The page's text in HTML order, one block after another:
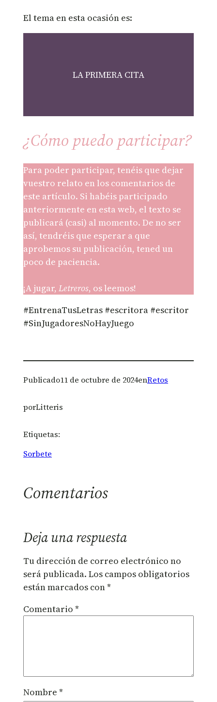
El tema en esta ocasión es:
LA PRIMERA CITA
¿Cómo puedo participar?
Para poder participar, tenéis que dejar
vuestro relato en los comentarios de
este artículo. Si habéis participado
anteriormente en esta web, el texto se
publicará (casi) al momento. De no ser
así, tendréis que esperar a que
aprobemos su publicación, tened un
poco de paciencia.
¡A jugar, Letreros, os leemos!
#EntrenaTusLetras #escritora #escritor
#SinJugadoresNoHayJuego
Publicado11 de octubre de 2024enRetos
porLitteris
Etiquetas:
Sorbete
Comentarios
Deja una respuesta
Tu dirección de correo electrónico no
será publicada. Los campos obligatorios
están marcados con*
Comentario *
Nombre *